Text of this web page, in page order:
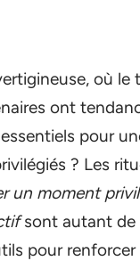
où le
ont
pour
? Les
un moment
sont autant de
pour